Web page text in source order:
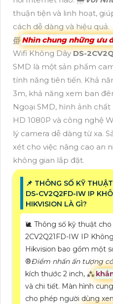
thuận tiện và linh hoạt,
cách dễ dàng và hiệu quả.
∰ Nhìn chung những ưu
Wifi Không DâyDS-
SMD là một sản phẩm
tính năng tiên tiến. Khả
3m, khả năng xem ban
Ngoại SMD, hình ảnh
HD 1080P và công nghệ
lý camera dễ dàng từ xa.
xét cho việc nâng cao an
không gian lắp đặt.
📌 THÔNG SỐ KỸ
DS-CV2Q2FD-IW IP
HIKVISION LÀ GÌ?
🐌 Thông số kỹ thuật
2CV2Q21FD-IW IP
Hikvision bao gồm một
®️Điểm nhấn ấn tượng
kích thước 2 inch, ⁂
và chi tiết. Màn hình
cho phép người dùng